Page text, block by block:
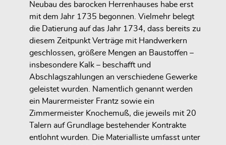
Neubau des barocken Herrenhauses habe erst
mit dem Jahr 1735 begonnen. Vielmehr belegt
die Datierung auf das Jahr 1734, dass bereits zu
diesem Zeitpunkt Verträge mit Handwerkern
geschlossen, größere Mengen an Baustoffen –
insbesondere Kalk – beschafft und
Abschlagszahlungen an verschiedene Gewerke
geleistet wurden. Namentlich genannt werden
ein Maurermeister Frantz sowie ein
Zimmermeister Knochemuß, die jeweils mit 20
Talern auf Grundlage bestehender Kontrakte
entlohnt wurden. Die Materialliste umfasst unter